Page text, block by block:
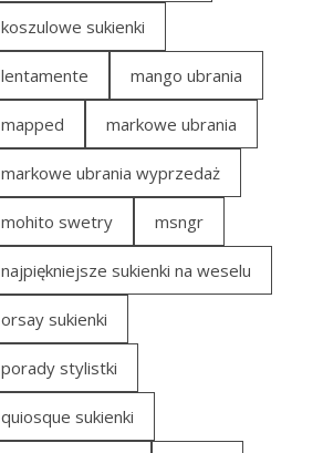
koszulowe sukienki
lentamente mango ubrania
mapped markowe ubrania
markowe ubrania wyprzedaż
mohito swetry msngr
najpiękniejsze sukienki na weselu
orsay sukienki
porady stylistki
quiosque sukienki